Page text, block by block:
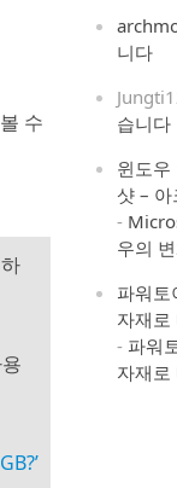
수
니다
습니다
윈도
샷 – 아
-
우의
파워토
자재로
- 파워
자재로